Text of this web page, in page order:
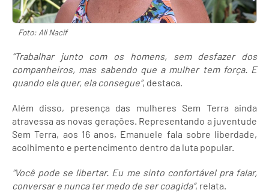
Foto: Alí Nacif
“Trabalhar junto com os homens, sem desfazer dos
companheiros, mas sabendo que a mulher tem força. E
quando ela quer, ela consegue”, destaca.
Além disso, presença das mulheres Sem Terra ainda
atravessa as novas gerações. Representando a juventude
Sem Terra, aos 16 anos, Emanuele fala sobre liberdade,
acolhimento e pertencimento dentro da luta popular.
“Você pode se libertar. Eu me sinto confortável pra falar,
conversar e nunca ter medo de ser coagida”, relata.